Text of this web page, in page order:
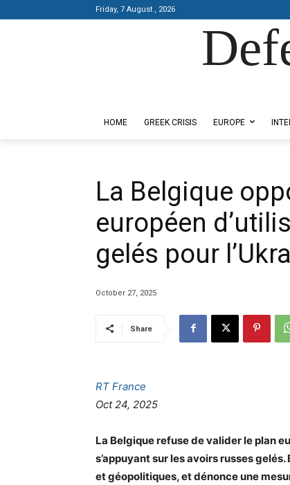
Friday, 7 August , 2026
HOME GREEK CRISIS EUROPE
La Belgique
européen
gelés pour
October 27, 2025
Share
RT France
Oct 24, 2025
La Belgique refuse de valider le plan
s’appuyant sur les avoirs russes
et géopolitiques, et dénonce une